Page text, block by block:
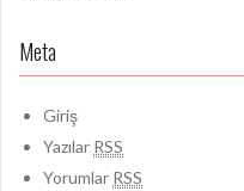
Meta
Giriş
Yazılar RSS
Yorumlar RSS